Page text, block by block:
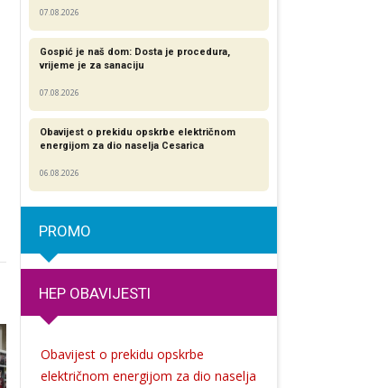
07.08.2026
Gospić je naš dom: Dosta je procedura,
vrijeme je za sanaciju
07.08.2026
Obavijest o prekidu opskrbe električnom
energijom za dio naselja Cesarica
06.08.2026
PROMO
HEP OBAVIJESTI
Obavijest o prekidu opskrbe
električnom energijom za dio naselja